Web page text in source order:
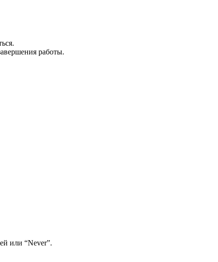
работы.
или “Never”.